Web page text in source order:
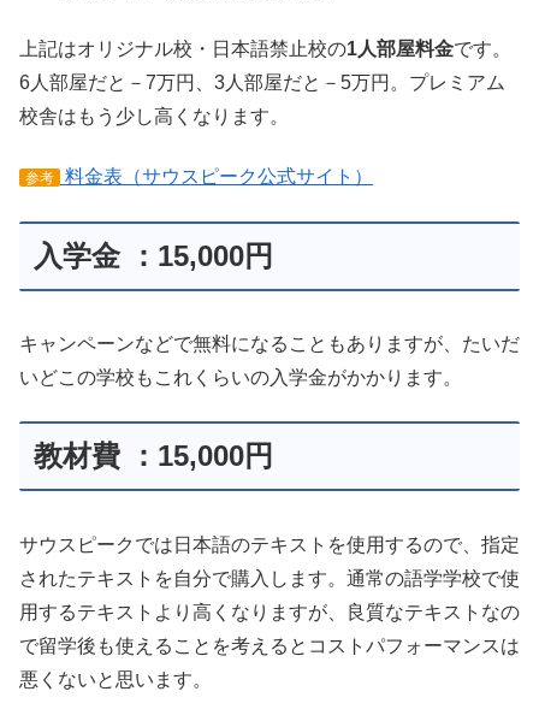
上記はオリジナル校・日本語禁止校の1人部屋料金です。
6人部屋だと－7万円、3人部屋だと－5万円。プレミアム
校舎はもう少し高くなります。
参考 料金表（サウスピーク公式サイト）
入学金 ：15,000円
キャンペーンなどで無料になることもありますが、たいだ
いどこの学校もこれくらいの入学金がかかります。
教材費 ：15,000円
サウスピークでは日本語のテキストを使用するので、指定
されたテキストを自分で購入します。通常の語学学校で使
用するテキストより高くなりますが、良質なテキストなの
で留学後も使えることを考えるとコストパフォーマンスは
悪くないと思います。